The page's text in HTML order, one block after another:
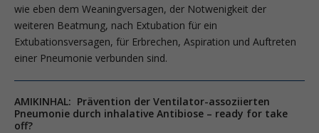
wie eben dem Weaningversagen, der Notwenigkeit der
weiteren Beatmung, nach Extubation für ein
Extubationsversagen, für Erbrechen, Aspiration und Auftreten
einer Pneumonie verbunden sind.
AMIKINHAL: Prävention der Ventilator-assoziierten
Pneumonie durch inhalative Antibiose – ready for take
off?